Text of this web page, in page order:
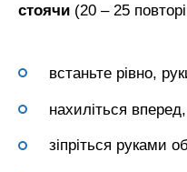
стоячи (20 – 25
встаньте рівно,
нахиліться
зіпріться руками